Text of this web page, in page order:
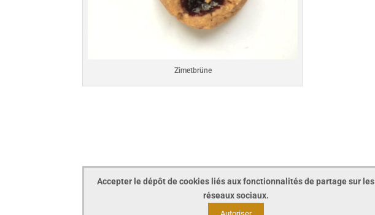
Zimetbrüne
Accepter le dépôt de cookies liés aux fonctionnalités de partage sur les
réseaux sociaux.